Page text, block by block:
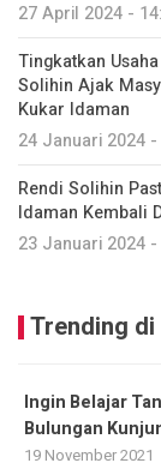
27 April 2024 -
Tingkatkan
Solihin Ajak
Kukar Idaman
24 Januari 2024 -
Rendi Solihin
Idaman Kembali
23 Januari 2024 -
Trending
Ingin Belajar
Bulungan
19 November 2021